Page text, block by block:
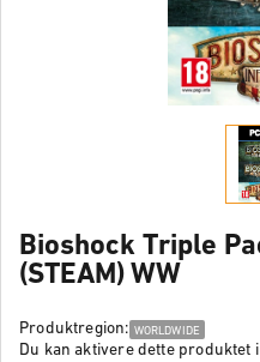
Bioshock Triple
(STEAM) WW
Produktregion: WORLDWIDE
Du kan aktivere dette produktet i